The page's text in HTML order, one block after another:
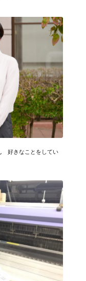
好きなことをしてい